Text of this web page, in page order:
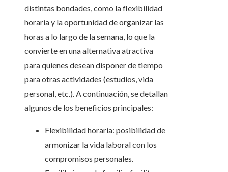
distintas bondades, como la flexibilidad
horaria y la oportunidad de organizar las
horas a lo largo de la semana, lo que la
convierte en una alternativa atractiva
para quienes desean disponer de tiempo
para otras actividades (estudios, vida
personal, etc.). A continuación, se detallan
algunos de los beneficios principales:
Flexibilidad horaria: posibilidad de
armonizar la vida laboral con los
compromisos personales.